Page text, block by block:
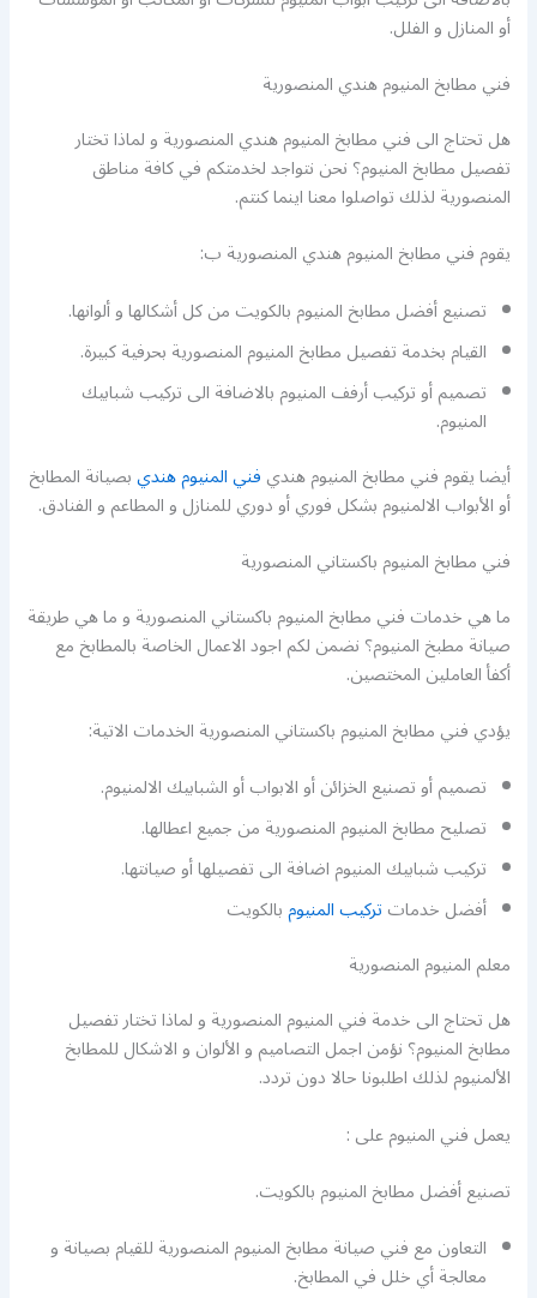
أو المنازل و الفلل.
فني مطابخ المنيوم هندي المنصورية
هل تحتاج الى فني مطابخ المنيوم هندي المنصورية و لماذا تختار
تفصيل مطابخ المنيوم؟ نحن نتواجد لخدمتكم في كافة مناطق
المنصورية لذلك تواصلوا معنا اينما كنتم.
يقوم فني مطابخ المنيوم هندي المنصورية ب:
تصنيع أفضل مطابخ المنيوم بالكويت من كل أشكالها و ألوانها.
القيام بخدمة تفصيل مطابخ المنيوم المنصورية بحرفية كبيرة.
تصميم أو تركيب أرفف المنيوم بالاضافة الى تركيب شبابيك
المنيوم.
أيضا يقوم فني مطابخ المنيوم هنديفني المنيوم هنديبصيانة المطابخ
أو الأبواب الالمنيوم بشكل فوري أو دوري للمنازل و المطاعم و الفنادق.
فني مطابخ المنيوم باكستاني المنصورية
ما هي خدمات فني مطابخ المنيوم باكستاني المنصورية و ما هي طريقة
صيانة مطبخ المنيوم؟ نضمن لكم اجود الاعمال الخاصة بالمطابخ مع
أكفأ العاملين المختصين.
يؤدي فني مطابخ المنيوم باكستاني المنصورية الخدمات الاتية:
تصميم أو تصنيع الخزائن أو الابواب أو الشبابيك الالمنيوم.
تصليح مطابخ المنيوم المنصورية من جميع اعطالها.
تركيب شبابيك المنيوم اضافة الى تفصيلها أو صيانتها.
أفضل خدماتتركيب المنيومبالكويت
معلم المنيوم المنصورية
هل تحتاج الى خدمة فني المنيوم المنصورية و لماذا تختار تفصيل
مطابخ المنيوم؟ نؤمن اجمل التصاميم و الألوان و الاشكال للمطابخ
الألمنيوم لذلك اطلبونا حالا دون تردد.
يعمل فني المنيوم على :
تصنيع أفضل مطابخ المنيوم بالكويت.
التعاون مع فني صيانة مطابخ المنيوم المنصورية للقيام بصيانة و
معالجة أي خلل في المطابخ.